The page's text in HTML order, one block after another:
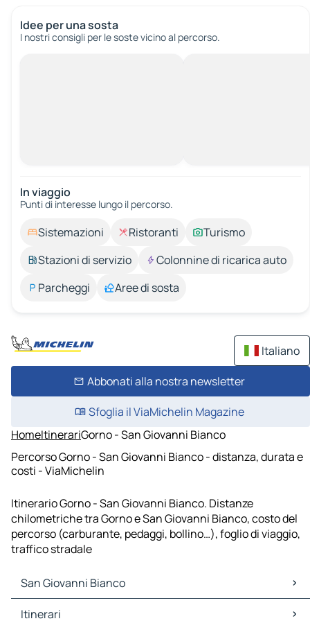
Idee per una sosta
I nostri consigli per le soste vicino al percorso.
In viaggio
Punti di interesse lungo il percorso.
Sistemazioni Ristoranti
Turismo
Stazioni di servizio
Colonnine di ricarica auto
Parcheggi
Aree di sosta
Italiano
Abbonati alla nostra newsletter
Sfoglia il ViaMichelin Magazine
HomeItinerariGorno - San Giovanni Bianco
Percorso Gorno - San Giovanni Bianco - distanza, durata e
costi - ViaMichelin
Itinerario Gorno - San Giovanni Bianco. Distanze
chilometriche tra Gorno e San Giovanni Bianco, costo del
percorso (carburante, pedaggi, bollino…), foglio di viaggio,
traffico stradale
San Giovanni Bianco
San Giovanni Bianco Mappe Piantine
Itinerari